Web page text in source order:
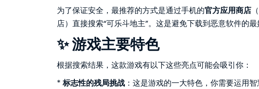
为了保证安全，最推荐的方式是通过手机的官方应用商店
店）直接搜索“可乐斗地主”。这是避免下载到恶意软件的最
✨ 游戏主要特色
根据搜索结果，这款游戏有以下这些亮点可能会吸引你：
* 标志性的残局挑战 ：这是游戏的一大特色，你需要运用